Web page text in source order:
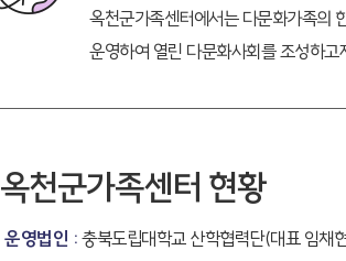
옥천군가족센터에서는 다문화가족의
운영하여 열린 다문화사회를 조성하
옥천군가족센터 현황
운영법인 : 충북도립대학교 산학협력단(대표 임채